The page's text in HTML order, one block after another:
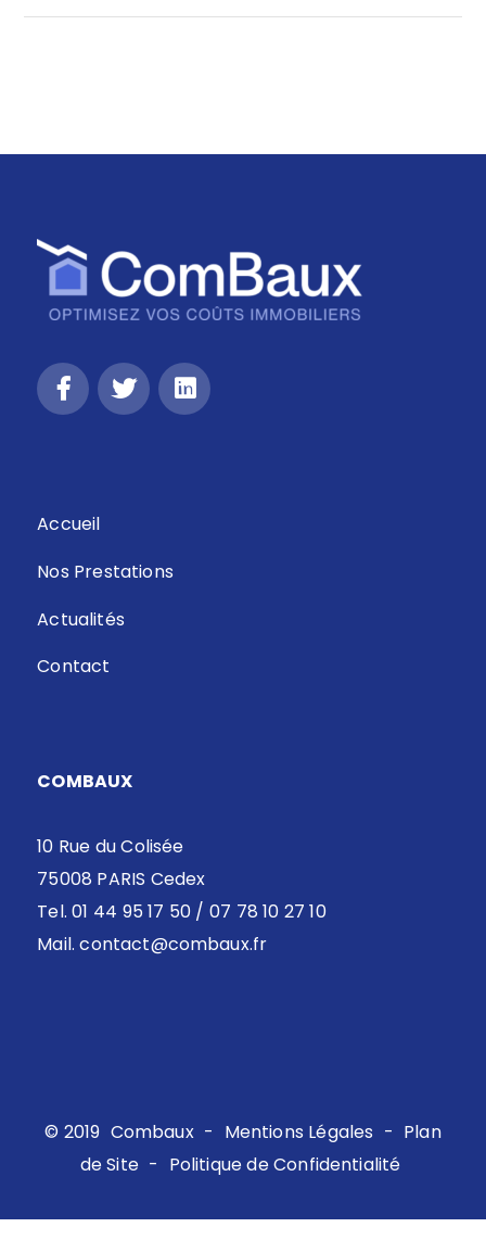
Accueil
Nos Prestations
Actualités
Contact
COMBAUX
10 Rue du Colisée
75008 PARIS Cedex
Tel. 01 44 95 17 50 / 07 78 10 27 10
Mail.contact@combaux.fr
© 2019 Combaux - Mentions Légales - Plan
de Site - Politique de Confidentialité